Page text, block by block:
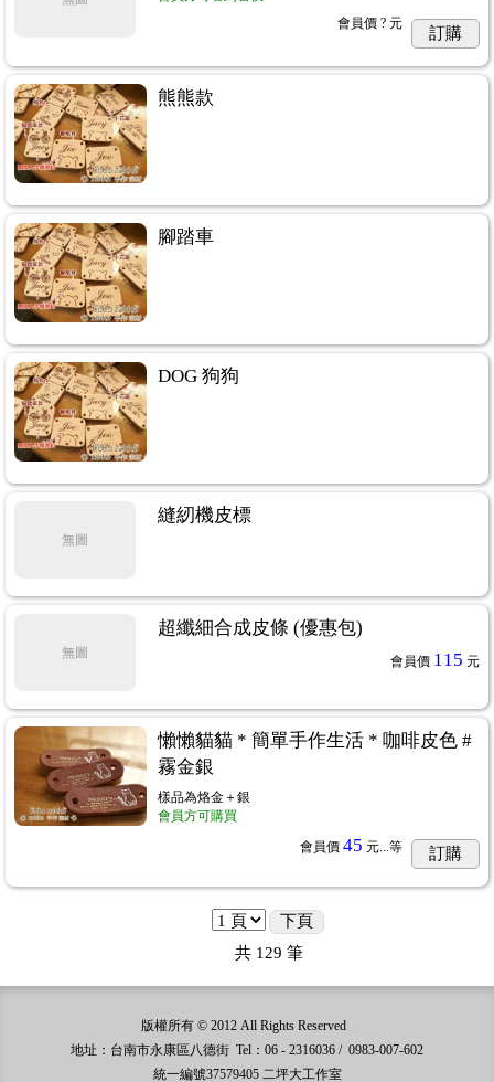
會員價 ? 元
訂購
熊熊款
腳踏車
DOG 狗狗
無圖
縫紉機皮標
無圖
超纖細合成皮條 (優惠包)
會員價 115 元
懶懶貓貓 * 簡單手作生活 * 咖啡皮色 #
霧金銀
樣品為烙金＋銀
會員方可購買
會員價 45 元...等 訂購
下頁
共 129 筆
版權所有 © 2012 All Rights Reserved
地址：台南市永康區八德街 Tel：06 - 2316036 / 0983-007-602
統一編號37579405 二坪大工作室